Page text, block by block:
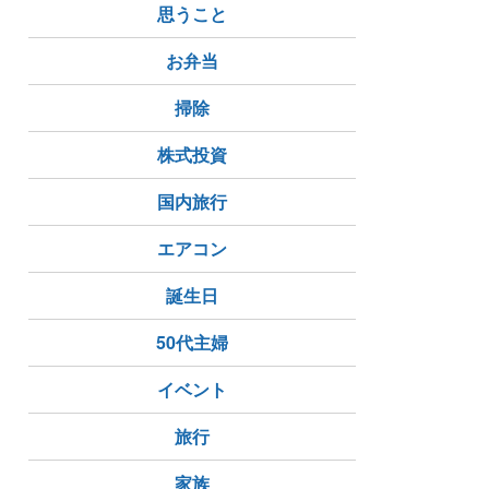
思うこと
お弁当
掃除
株式投資
国内旅行
エアコン
誕生日
50代主婦
イベント
旅行
家族